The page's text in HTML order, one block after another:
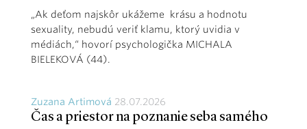
„Ak deťom najskôr ukážeme krásu a hodnotu
sexuality, nebudú veriť klamu, ktorý uvidia v
médiách,“ hovorí psychologička MICHALA
BIELEKOVÁ (44).
Zuzana Artimová 28.07.2026
Čas a priestor na poznanie seba samého